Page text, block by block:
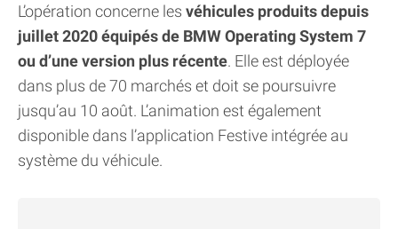
L’opération concerne les véhicules produits depuis
juillet 2020 équipés de BMW Operating System 7
ou d’une version plus récente. Elle est déployée
dans plus de 70 marchés et doit se poursuivre
jusqu’au 10 août. L’animation est également
disponible dans l’application Festive intégrée au
système du véhicule.